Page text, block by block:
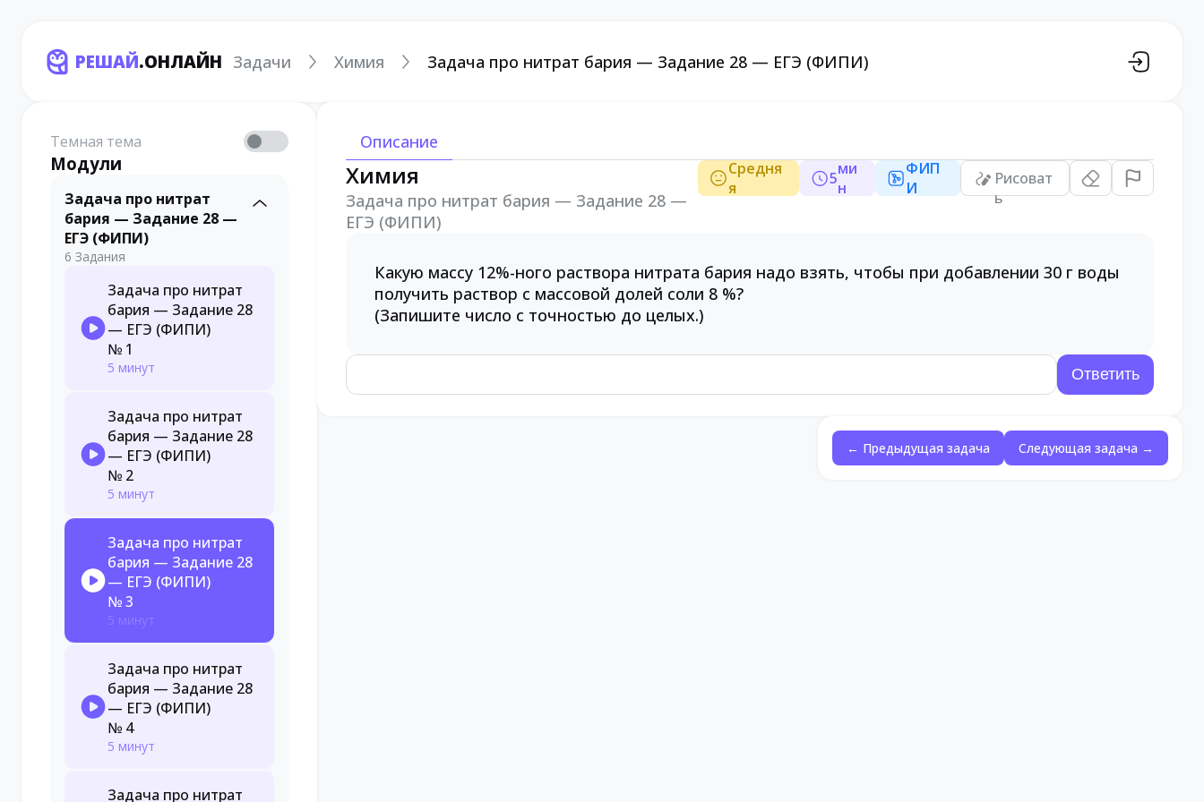
РЕШАЙ.ОНЛАЙН Задачи Химия Задача про нитрат бария — Задание 28 — ЕГЭ (ФИПИ)
Темная тема
Модули
Задача про нитрат
бария — Задание 28 —
ЕГЭ (ФИПИ)
6 Задания
Задача про нитрат
бария — Задание 28
— ЕГЭ (ФИПИ)
№ 1
5 минут
Задача про нитрат
бария — Задание 28
— ЕГЭ (ФИПИ)
№ 2
5 минут
Задача про нитрат
бария — Задание 28
— ЕГЭ (ФИПИ)
№ 3
5 минут
Задача про нитрат
бария — Задание 28
— ЕГЭ (ФИПИ)
№ 4
5 минут
Задача про нитрат
Описание
Химия
Задача про нитрат бария — Задание 28 —
ЕГЭ (ФИПИ)
Средня
я
5ми
н
ФИП
И
Рисоват
ь
Какую массу 12%-ного раствора нитрата бария надо взять, чтобы при добавлении 30 г воды
получить раствор с массовой долей соли 8 %?
(Запишите число с точностью до целых.)
← Предыдущая задача Следующая задача →